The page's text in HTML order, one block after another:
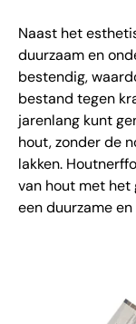
Naast het
duurzaam en
bestendig,
bestand tegen
jarenlang kunt
hout, zonder de
lakken.
van hout met het
een duurzame